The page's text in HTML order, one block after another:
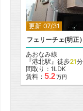
更新 07/31
フェリーチェ(明正）
あおなみ線
『港北駅』徒歩21分
間取り：1LDK
賃料： 5.2万円